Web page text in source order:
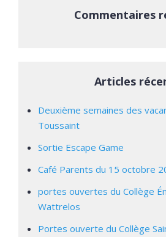
Commentaires
Articles
Deuxième semaines des
Toussaint
Sortie Escape Game
Café Parents du 15 octobre
portes ouvertes du Collège
Wattrelos
Portes ouverte du Collège